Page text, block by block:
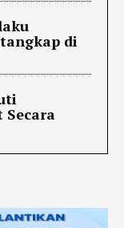
di
Secara